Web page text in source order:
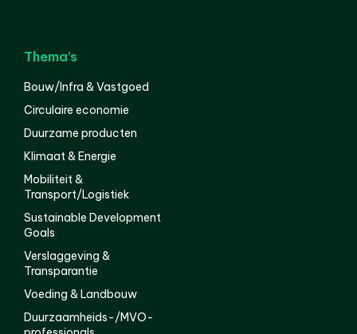
Thema’s
Bouw/Infra & Vastgoed
Circulaire economie
Duurzame producten
Klimaat & Energie
Mobiliteit &
Transport/Logistiek
Sustainable Development
Goals
Verslaggeving &
Transparantie
Voeding & Landbouw
Duurzaamheids-/MVO-